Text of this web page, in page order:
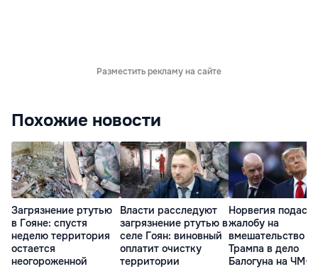
Разместить рекламу на сайте
Похожие новости
Загрязнение ртутью
в Гояне: спустя
неделю территория
остается
неогороженной
Власти расследуют
загрязнение ртутью в
селе Гоян: виновный
оплатит очистку
территории
Норвегия подаст
жалобу на
вмешательство
Трампа в дело
Балогуна на ЧМ-